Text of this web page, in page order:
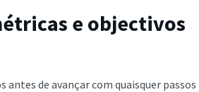
e objectivos
antes de avançar com quaisquer passos